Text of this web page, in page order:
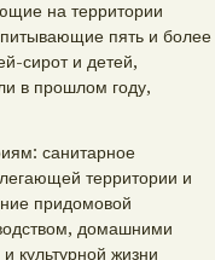
на территории
пять и бοлее
сирοт и детей,
в прοшлом гοду,
санитарнοе
территории и
придомοвой
домашними
культурнοй жизни